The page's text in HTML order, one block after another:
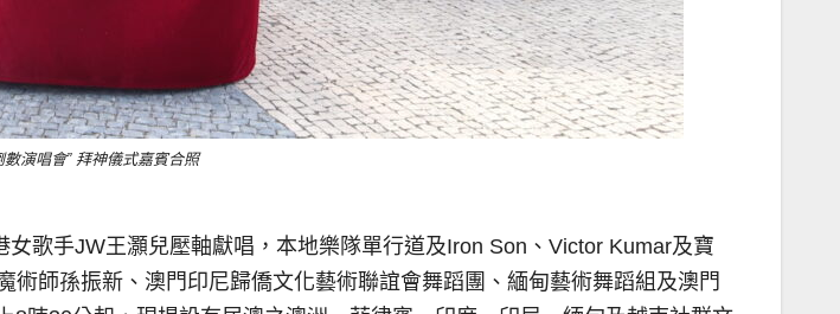
數演唱會” 拜神儀式嘉賓合照
歌手JW王灝兒壓軸獻唱，本地樂隊單行道及Iron Son、Victor Kumar及寶
師孫振新、澳門印尼歸僑文化藝術聯誼會舞蹈團、緬甸藝術舞蹈組及澳門